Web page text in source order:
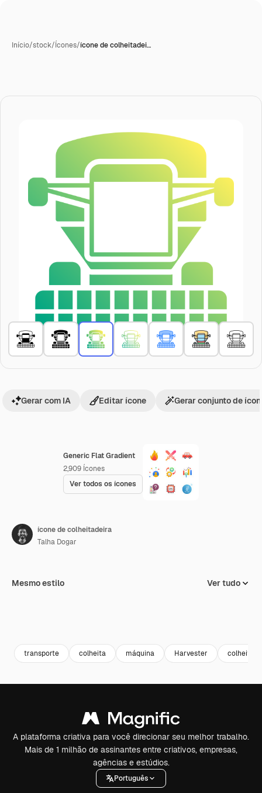
Início/stock/Ícones/ícone de colheitadei…
Generic Flat Gradient
2,909 Ícones
Ver todos os ícones
Gerar com IA Editar ícone Gerar conjunto de
ícone de colheitadeira
Talha Dogar
Mesmo estilo Ver tudo
transporte colheita máquina Harvester
A plataforma criativa para você direcionar seu melhor trabalho.
Mais de 1 milhão de assinantes entre criativos, empresas,
agências e estúdios.
Português